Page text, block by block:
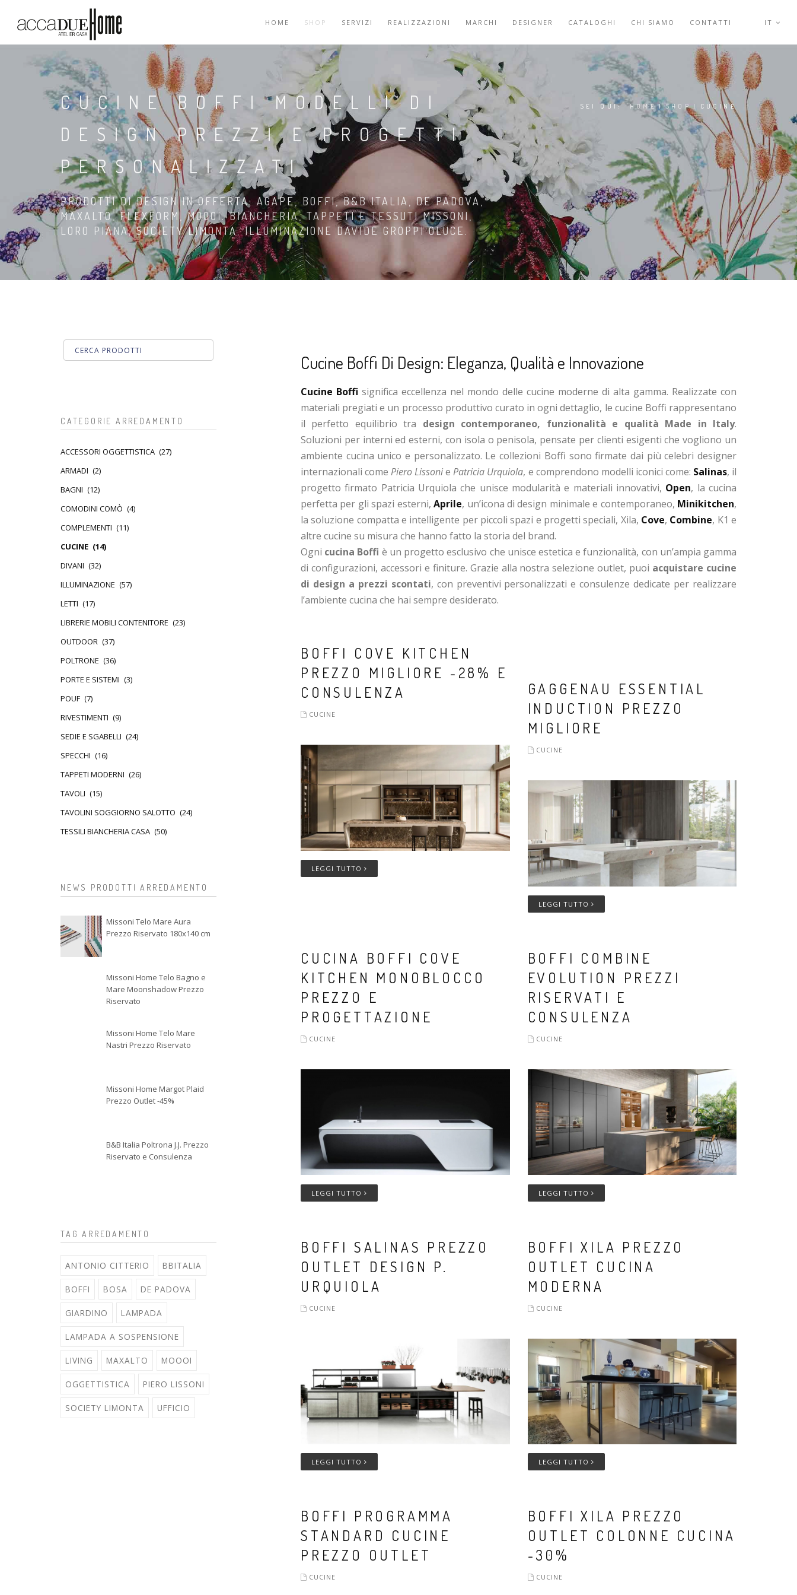
IT
HOME SHOP SERVIZI REALIZZAZIONI MARCHI DESIGNER CATALOGHI CHI SIAMO CONTATTI
CUCINE BOFFI MODELLI DI
DESIGN PREZZI E PROGETTI
PERSONALIZZATI
PRODOTTI DI DESIGN IN OFFERTA: AGAPE, BOFFI, B&B ITALIA, DE PADOVA,
MAXALTO, FLEXFORM, MOOOI. BIANCHERIA, TAPPETI E TESSUTI MISSONI,
LORO PIANA, SOCIETY LIMONTA. ILLUMINAZIONE DAVIDE GROPPI OLUCE.
SEI QUI:HOME | SHOP | CUCINE
Cucine Boffi Di Design: Eleganza, Qualità e Innovazione
Cucine Boffi significa eccellenza nel mondo delle cucine moderne di alta gamma. Realizzate con
materiali pregiati e un processo produttivo curato in ogni dettaglio, le cucine Boffi rappresentano
il perfetto equilibrio tra design contemporaneo, funzionalità e qualità Made in Italy.
Soluzioni per interni ed esterni, con isola o penisola, pensate per clienti esigenti che vogliono un
ambiente cucina unico e personalizzato. Le collezioni Boffi sono firmate dai più celebri designer
internazionali comePiero LissoniePatricia Urquiola, e comprendono modelli iconici come: Salinas, il
progetto firmato Patricia Urquiola che unisce modularità e materiali innovativi, Open, la cucina
perfetta per gli spazi esterni,Aprile, un’icona di design minimale e contemporaneo, Minikitchen,
la soluzione compatta e intelligente per piccoli spazi e progetti speciali, Xila, Cove, Combine, K1 e
altre cucine su misura che hanno fatto la storia del brand.
Ogni cucina Boffi è un progetto esclusivo che unisce estetica e funzionalità, con un’ampia gamma
di configurazioni, accessori e finiture. Grazie alla nostra selezione outlet, puoi acquistare cucine
di design a prezzi scontati, con preventivi personalizzati e consulenze dedicate per realizzare
l’ambiente cucina che hai sempre desiderato.
BOFFI COVE KITCHEN
PREZZO MIGLIORE -28% E
CONSULENZA
CUCINE
LEGGI TUTTO
GAGGENAU ESSENTIAL
INDUCTION PREZZO
MIGLIORE
CUCINE
LEGGI TUTTO
CUCINA BOFFI COVE
KITCHEN MONOBLOCCO
PREZZO E
PROGETTAZIONE
CUCINE
LEGGI TUTTO
BOFFI COMBINE
EVOLUTION PREZZI
RISERVATI E
CONSULENZA
CUCINE
LEGGI TUTTO
BOFFI SALINAS PREZZO
OUTLET DESIGN P.
URQUIOLA
CUCINE
LEGGI TUTTO
BOFFI XILA PREZZO
OUTLET CUCINA
MODERNA
CUCINE
LEGGI TUTTO
BOFFI PROGRAMMA
STANDARD CUCINE
PREZZO OUTLET
CUCINE
BOFFI XILA PREZZO
OUTLET COLONNE CUCINA
-30%
CUCINE
CATEGORIE ARREDAMENTO
ACCESSORI OGGETTISTICA (27)
ARMADI (2)
BAGNI (12)
COMODINI COMÒ (4)
COMPLEMENTI (11)
CUCINE (14)
DIVANI (32)
ILLUMINAZIONE (57)
LETTI (17)
LIBRERIE MOBILI CONTENITORE (23)
OUTDOOR (37)
POLTRONE (36)
PORTE E SISTEMI (3)
POUF (7)
RIVESTIMENTI (9)
SEDIE E SGABELLI (24)
SPECCHI (16)
TAPPETI MODERNI (26)
TAVOLI (15)
TAVOLINI SOGGIORNO SALOTTO (24)
TESSILI BIANCHERIA CASA (50)
NEWS PRODOTTI ARREDAMENTO
Missoni Telo Mare Aura
Prezzo Riservato 180x140 cm
Missoni Home Telo Bagno e
Mare Moonshadow Prezzo
Riservato
Missoni Home Telo Mare
Nastri Prezzo Riservato
Missoni Home Margot Plaid
Prezzo Outlet -45%
B&B Italia Poltrona J.J. Prezzo
Riservato e Consulenza
TAG ARREDAMENTO
ANTONIO CITTERIO BBITALIA
BOFFI BOSA DE PADOVA
GIARDINO LAMPADA
LAMPADA A SOSPENSIONE
LIVING MAXALTO MOOOI
OGGETTISTICA PIERO LISSONI
SOCIETY LIMONTA UFFICIO